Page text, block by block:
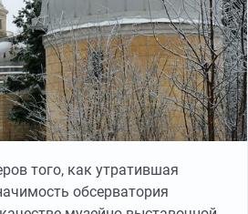
того, как утратившая
обсерватория